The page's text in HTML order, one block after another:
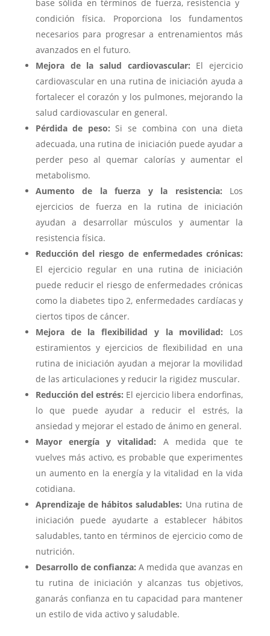
base sólida en términos de fuerza, resistencia y ​​
condición física. Proporciona los fundamentos
necesarios para progresar a entrenamientos más
avanzados en el futuro.
Mejora de la salud cardiovascular: El ejercicio
cardiovascular en una rutina de iniciación ayuda a
fortalecer el corazón y los pulmones, mejorando la
salud cardiovascular en general.
Pérdida de peso: Si se combina con una dieta
adecuada, una rutina de iniciación puede ayudar a
perder peso al quemar calorías y aumentar el
metabolismo.
Aumento de la fuerza y la resistencia: Los
ejercicios de fuerza en la rutina de iniciación
ayudan a desarrollar músculos y aumentar la
resistencia física.
Reducción del riesgo de enfermedades crónicas:
El ejercicio regular en una rutina de iniciación
puede reducir el riesgo de enfermedades crónicas
como la diabetes tipo 2, enfermedades cardíacas y
ciertos tipos de cáncer.
Mejora de la flexibilidad y la movilidad: Los
estiramientos y ejercicios de flexibilidad en una
rutina de iniciación ayudan a mejorar la movilidad
de las articulaciones y reducir la rigidez muscular.
Reducción del estrés: El ejercicio libera endorfinas,
lo que puede ayudar a reducir el estrés, la
ansiedad y mejorar el estado de ánimo en general.
Mayor energía y vitalidad: A medida que te
vuelves más activo, es probable que experimentes
un aumento en la energía y la vitalidad en la vida
cotidiana.
Aprendizaje de hábitos saludables: Una rutina de
iniciación puede ayudarte a establecer hábitos
saludables, tanto en términos de ejercicio como de
nutrición.
Desarrollo de confianza: A medida que avanzas en
tu rutina de iniciación y alcanzas tus objetivos,
ganarás confianza en tu capacidad para mantener
un estilo de vida activo y saludable.